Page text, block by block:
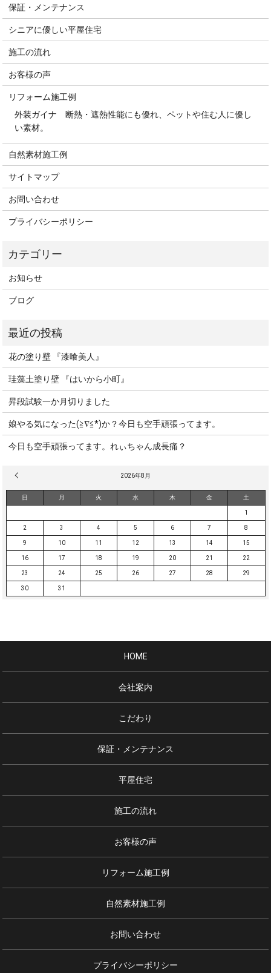
保証・メンテナンス
シニアに優しい平屋住宅
施工の流れ
お客様の声
リフォーム施工例
外装ガイナ 断熱・遮熱性能にも優れ、ペットや住む人に優し
い素材。
自然素材施工例
サイトマップ
お問い合わせ
プライバシーポリシー
お知らせ
ブログ
花の塗り壁 『漆喰美人』
珪藻土塗り壁 『はいから小町』
昇段試験一か月切りました
娘やる気になった(≧∇≦*)か？今日も空手頑張ってます。
今日も空手頑張ってます。れぃちゃん成長痛？
2026年8月
日 月 火 水 木 金 土
1
2 3 4 5 6 7 8
9 10 11 12 13 14 15
16 17 18 19 20 21 22
23 24 25 26 27 28 29
30 31
HOME
会社案内
こだわり
保証・メンテナンス
平屋住宅
施工の流れ
お客様の声
リフォーム施工例
自然素材施工例
お問い合わせ
プライバシーポリシー